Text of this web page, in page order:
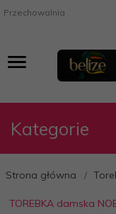
Przechowalnia
Kategorie
Strona główna
TOREBKA damska